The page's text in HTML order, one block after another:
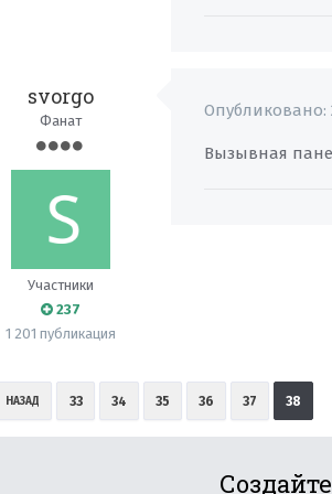
svorgo
Фанат
Участники
237
1 201 публикация
Опубликовано:
Вызывная
НАЗАД 33 34 35 36 37 38